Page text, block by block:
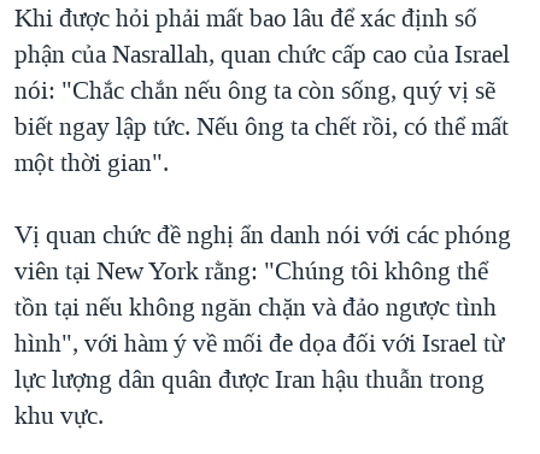
Khi được hỏi phải mất bao lâu để xác định số
phận của Nasrallah, quan chức cấp cao của Israel
nói: "Chắc chắn nếu ông ta còn sống, quý vị sẽ
biết ngay lập tức. Nếu ông ta chết rồi, có thể mất
một thời gian".
Vị quan chức đề nghị ẩn danh nói với các phóng
viên tại New York rằng: "Chúng tôi không thể
tồn tại nếu không ngăn chặn và đảo ngược tình
hình", với hàm ý về mối đe dọa đối với Israel từ
lực lượng dân quân được Iran hậu thuẫn trong
khu vực.